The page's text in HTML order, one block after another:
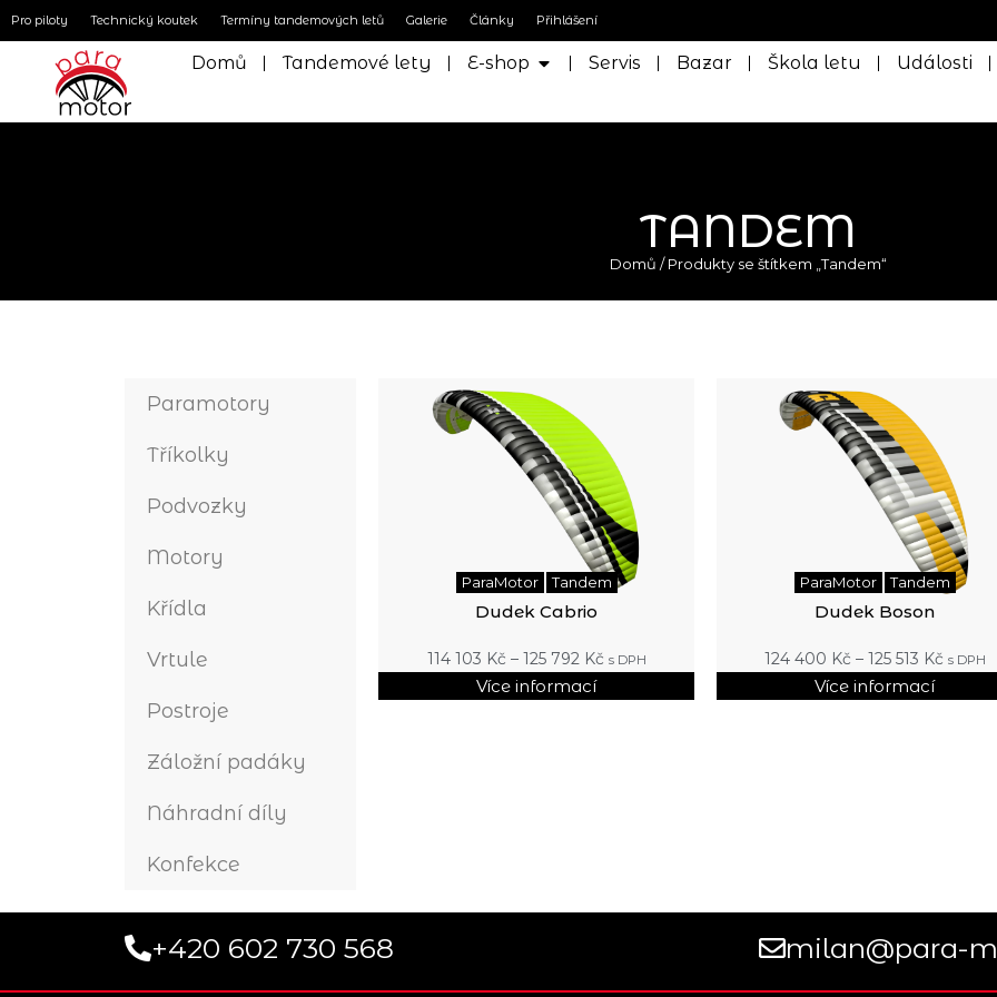
Pro piloty Technický koutek Termíny tandemových letů Galerie Články Přihlášení
Domů Tandemové lety E-shop Servis Bazar Škola letu Události
TANDEM
Domů / Produkty se štítkem „Tandem“
Paramotory
Tříkolky
Podvozky
Motory
Křídla
Vrtule
Postroje
Záložní padáky
Náhradní díly
Konfekce
ParaMotor Tandem
Dudek Cabrio
114 103 Kč – 125 792 Kč s DPH
Více informací
ParaMotor Tandem
Dudek Boson
124 400 Kč – 125 513 Kč s DPH
Více informací
+420 602 730 568 milan@para-